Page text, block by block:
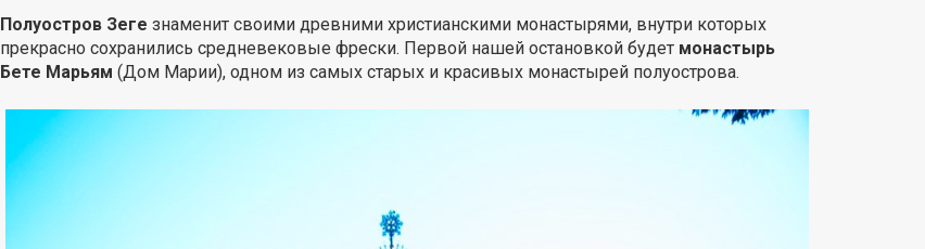
Полуостров Зеге знаменит своими древними христианскими монастырями, внутри которых
прекрасно сохранились средневековые фрески. Первой нашей остановкой будет монастырь
Бете Марьям (Дом Марии), одном из самых старых и красивых монастырей полуострова.